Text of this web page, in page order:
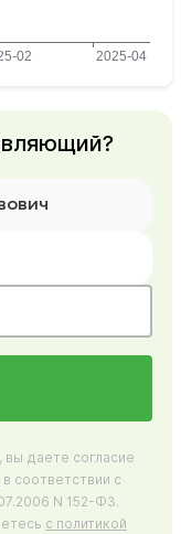
даете согласие
в соответствии с
N 152-ФЗ.
с политикой